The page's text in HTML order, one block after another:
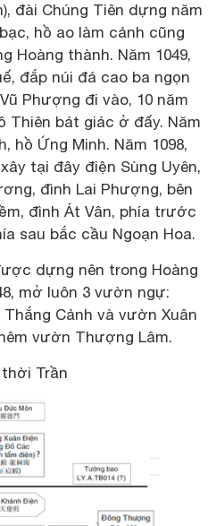
đài Chúng Tiên dựng năm
hồ ao làm cảnh cũng
Hoàng thành. Năm 1049,
đắp núi đá cao ba ngọn
Phượng đi vào, 10 năm
Thiên bát giác ở đấy. Năm
hồ Ứng Minh. Năm 1098,
tại đây điện Sùng Uyên,
đình Lai Phượng, bên
đình Át Vân, phía trước
sau bắc cầu Ngoạn Hoa.
dựng nên trong Hoàng
mở luôn 3 vườn ngự:
Cảnh và vườn Xuân
vườn Thượng Lâm.
Trần